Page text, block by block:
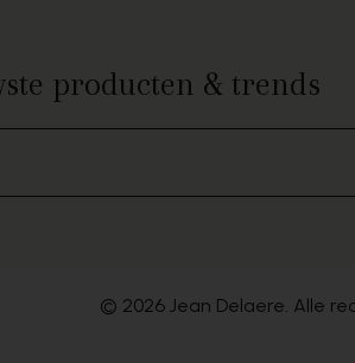
producten & trends
© 2026 Jean Delaere. Alle